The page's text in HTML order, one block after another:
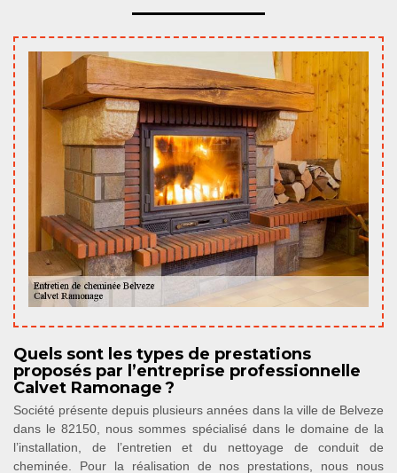
Quels sont les types de prestations
proposés par l’entreprise professionnelle
Calvet Ramonage ?
Société présente depuis plusieurs années dans la ville de Belveze
dans le 82150, nous sommes spécialisé dans le domaine de la
l’installation, de l’entretien et du nettoyage de conduit de
cheminée. Pour la réalisation de nos prestations, nous nous